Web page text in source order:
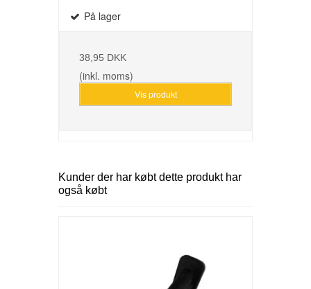
På lager
38,95 DKK
(inkl. moms)
Vis produkt
Kunder der har købt dette produkt har
også købt